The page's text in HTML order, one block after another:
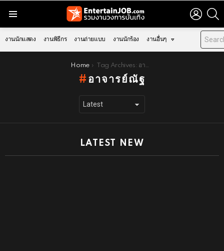
LOGIN
งานนักแสดง งานพิธีกร งานถ่ายแบบ งานนักร้อง งานอื่นๆ
Home Tag Archives: อาจารย์ณัฐ
อาจารย์ณัฐ
LATEST NEW